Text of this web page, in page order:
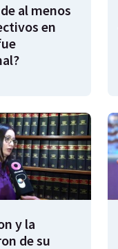
al menos
en
y la
de su